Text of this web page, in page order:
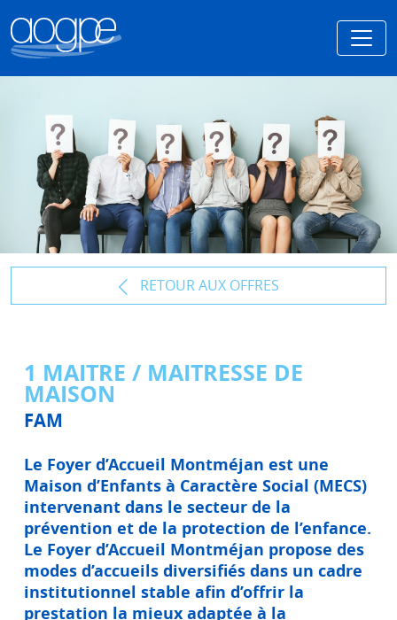
RETOUR AUX OFFRES
1 MAITRE / MAITRESSE DE
MAISON
FAM
Le Foyer d’Accueil Montméjan est une
Maison d’Enfants à Caractère Social (MECS)
intervenant dans le secteur de la
prévention et de la protection de l’enfance.
Le Foyer d’Accueil Montméjan propose des
modes d’accueils diversifiés dans un cadre
institutionnel stable afin d’offrir la
prestation la mieux adaptée à la